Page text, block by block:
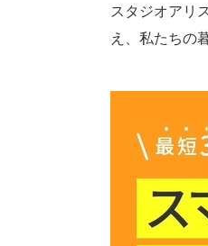
スタジオアリ
え、私たちの